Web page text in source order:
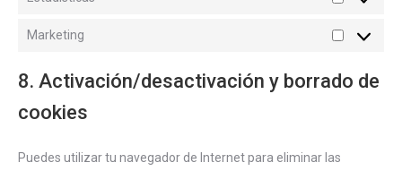
Marketing
Marketing
8. Activación/desactivación y borrado de
cookies
Puedes utilizar tu navegador de Internet para eliminar las